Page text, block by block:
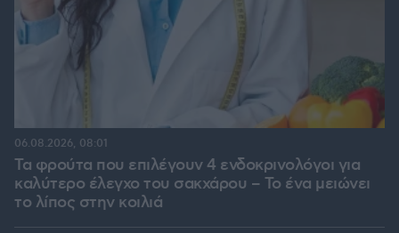
Τα φρούτα που επιλέγουν 4 ενδοκρινολόγοι για
καλύτερο έλεγχο του σακχάρου – Το ένα μειώνει
το λίπος στην κοιλιά
06.08.2026, 08:01